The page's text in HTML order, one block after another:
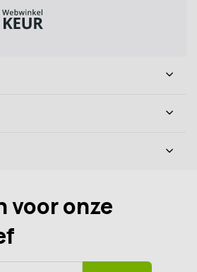
voor onze